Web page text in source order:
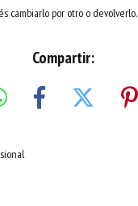
cambiarlo por otro o devolverlo.
Compartir: